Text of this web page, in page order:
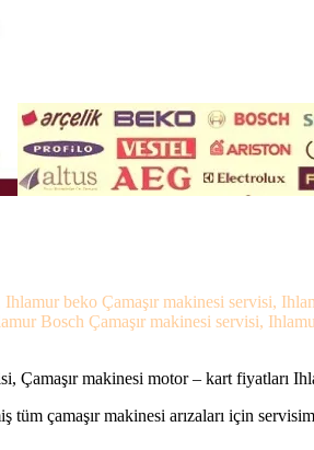
beko Çamaşır makinesi servisi,
Bosch Çamaşır makinesi servisi,
Çamaşır makinesi motor – kart fiyatları
tüm çamaşır makinesi arızaları için